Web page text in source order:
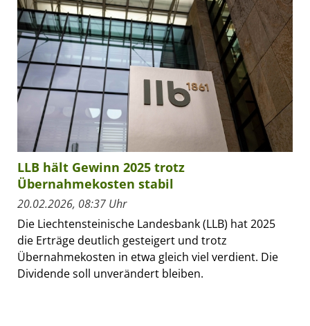
LLB hält Gewinn 2025 trotz
Übernahmekosten stabil
20.02.2026, 08:37 Uhr
Die Liechtensteinische Landesbank (LLB) hat 2025
die Erträge deutlich gesteigert und trotz
Übernahmekosten in etwa gleich viel verdient. Die
Dividende soll unverändert bleiben.